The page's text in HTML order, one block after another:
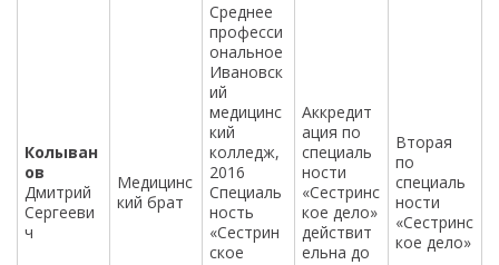
Колыван
ов
Дмитрий
Сергееви
ч
Медицинс
кий брат
Среднее
професси
ональное
Ивановск
ий
медицинс
кий
колледж,
2016
Специаль
ность
«Сестрин
ское
Аккредит
ация по
специаль
ности
«Сестринс
кое дело»
действит
ельна до
Вторая
по
специаль
ности
«Сестринс
кое дело»